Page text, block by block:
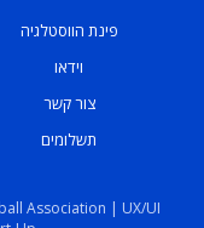
פינת הווסטלגיה
וידאו
צור קשר
תשלומים
Association | UX/UI